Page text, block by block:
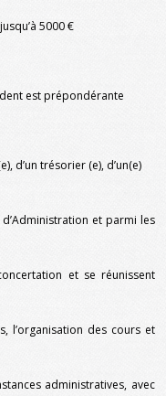
5000 €
est prépondérante
d’un trésorier (e), d’un(e)
et parmi les
et se réunissent
l’organisation des cours et
administratives, avec